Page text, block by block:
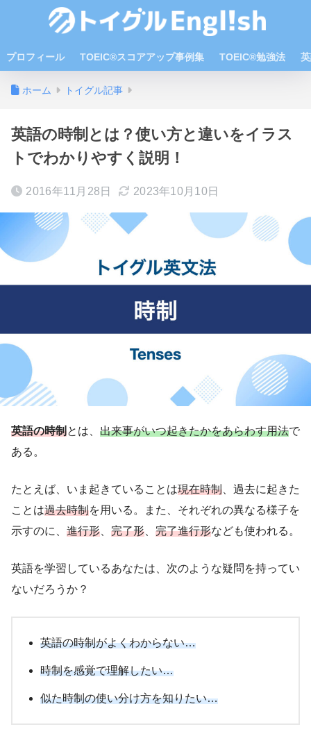
プロフィール TOEIC®スコアアップ事例集 TOEIC®勉強法
ホーム トイグル記事
英語の時制とは？使い方と違いをイラス
トでわかりやすく説明！
2016年11月28日 2023年10月10日
英語の時制 とは、 出来事がいつ起きたかをあらわす用法で
ある。
たとえば、いま起きていることは現在時制、過去に起きた
ことは過去時制を用いる。また、それぞれの異なる様子を
示すのに、 進行形、 完了形、 完了進行形なども使われる。
英語を学習しているあなたは、次のような疑問を持ってい
ないだろうか？
英語の時制がよくわからない…
時制を感覚で理解したい…
似た時制の使い分け方を知りたい…